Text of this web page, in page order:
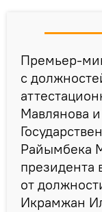
Премьер-
с
Мавлянова
Райымбека
президента
от
Икрамжан